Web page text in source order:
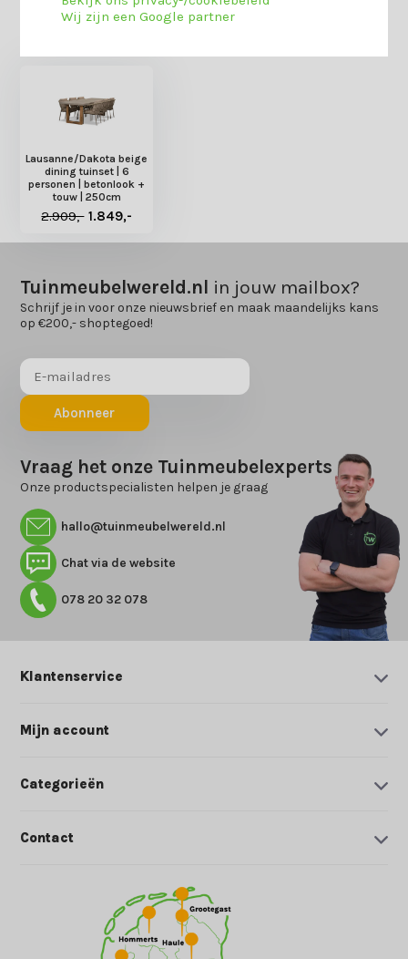
Heb je nog interesse in deze recent bekeken
Lausanne/Dakota beige
dining tuinset | 6
personen | betonlook +
touw | 250cm
2.909,- 1.849,-
Tuinmeubelwereld.nl in jouw mailbox?
Schrijf je in voor onze nieuwsbrief en maak maandelijks kans
op €200,- shoptegoed!
Abonneer
Vraag het onze Tuinmeubelexperts
Onze productspecialisten helpen je graag
hallo@tuinmeubelwereld.nl
Chat via de website
078 20 32 078
Klantenservice
Mijn account
Categorieën
Contact
Wij zijn een Google partner